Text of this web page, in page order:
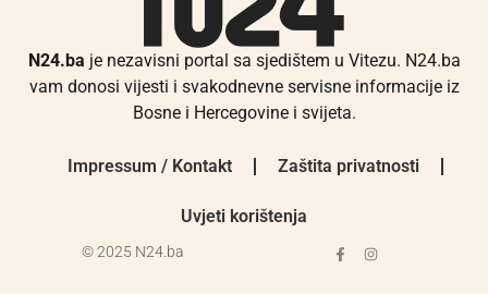
N24.ba je nezavisni portal sa sjedištem u Vitezu. N24.ba
vam donosi vijesti i svakodnevne servisne informacije iz
Bosne i Hercegovine i svijeta.
Impressum / Kontakt Zaštita privatnosti
Uvjeti korištenja
© 2025 N24.ba